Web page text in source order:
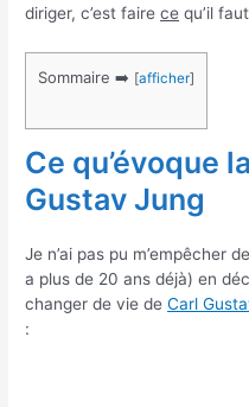
diriger, c’est fairece qu’il
Sommaire ➡️ [afficher]
Ce qu’évoque
Gustav Jung
Je n’ai pas pu m’empêcher
a plus de 20 ans déjà) en
changer de vie deCarl
: